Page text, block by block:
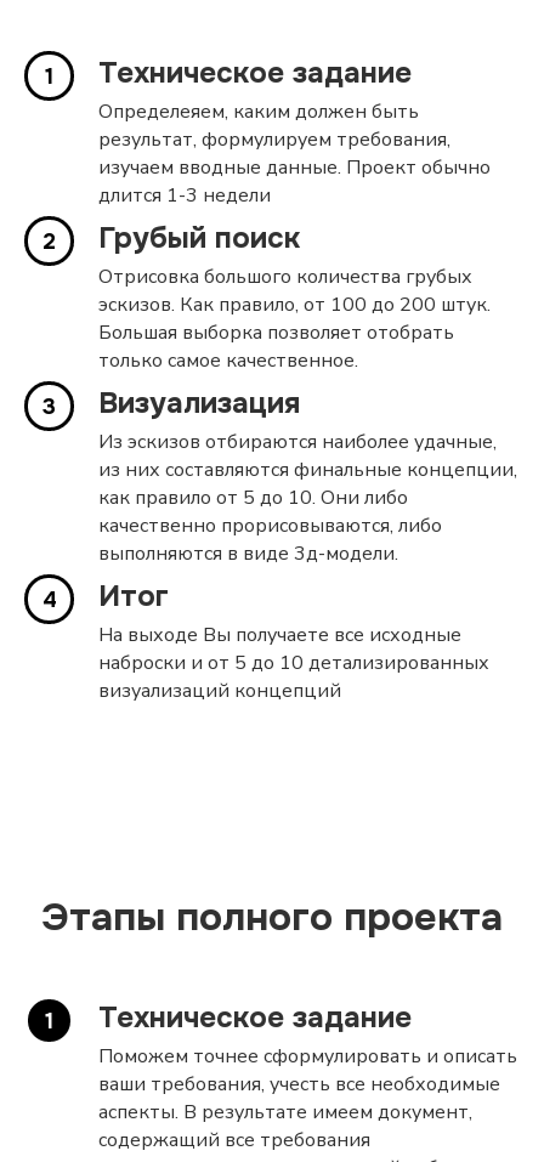
Техническое задание
Определеяем, каким должен быть
результат, формулируем требования,
изучаем вводные данные. Проект обычно
длится 1-3 недели
Грубый поиск
Отрисовка большого количества грубых
эскизов. Как правило, от 100 до 200 штук.
Большая выборка позволяет отобрать
только самое качественное.
Визуализация
Из эскизов отбираются наиболее удачные,
из них составляются финальные концепции,
как правило от 5 до 10. Они либо
качественно прорисовываются, либо
выполняются в виде 3д-модели.
Итог
На выходе Вы получаете все исходные
наброски и от 5 до 10 детализированных
визуализаций концепций
Этапы полного проекта
Техническое задание
Поможем точнее сформулировать и описать
ваши требования, учесть все необходимые
аспекты. В результате имеем документ,
содержащий все требования